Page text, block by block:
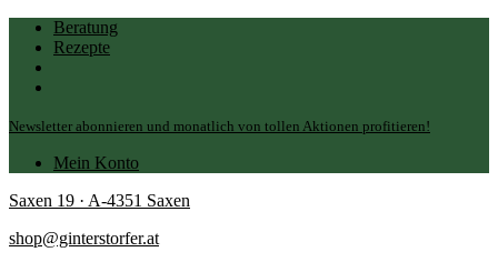
Beratung
Rezepte
Newsletter abonnieren und monatlich von tollen Aktionen profitieren!
Mein Konto
Saxen 19 · A-4351 Saxen
shop@ginterstorfer.at